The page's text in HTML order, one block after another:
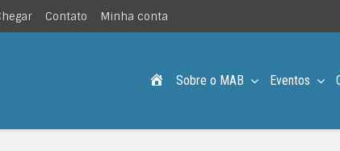
Contato Minha conta
Acampamento MAB – Desde 1957
Sobre o MAB Eventos